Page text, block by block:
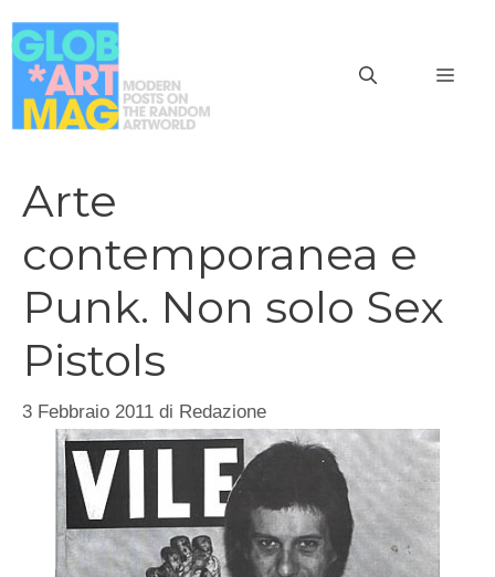
al
contenuto
Arte
contemporanea e
Punk. Non solo Sex
Pistols
3 Febbraio 2011 di Redazione